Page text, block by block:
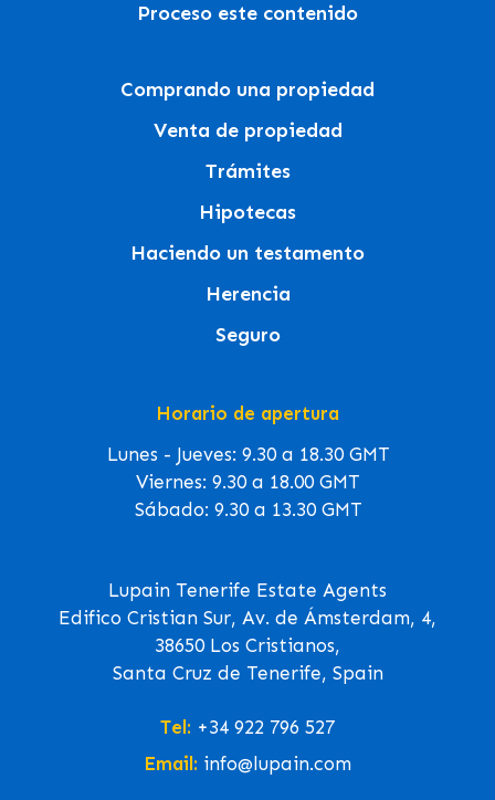
Proceso este contenido
Comprando una propiedad
Venta de propiedad
Trámites
Hipotecas
Haciendo un testamento
Herencia
Seguro
Horario de apertura
Lunes - Jueves: 9.30 a 18.30 GMT
Viernes: 9.30 a 18.00 GMT
Sábado: 9.30 a 13.30 GMT
Lupain Tenerife Estate Agents
Edifico Cristian Sur, Av. de Ámsterdam, 4,
38650 Los Cristianos,
Santa Cruz de Tenerife, Spain
Tel: +34 922 796 527
Email: info@lupain.com